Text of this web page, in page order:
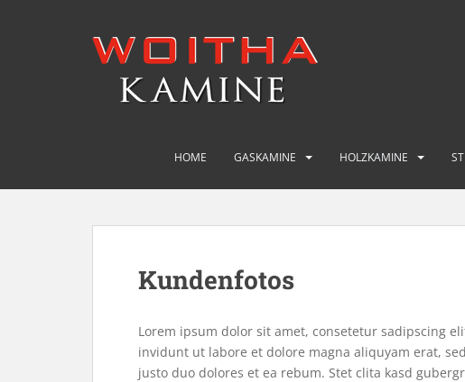
HOME GASKAMINE HOLZKAMINE
Kundenfotos
Lorem ipsum dolor sit amet, consetetur sadipscing
invidunt ut labore et dolore magna aliquyam erat,
justo duo dolores et ea rebum. Stet clita kasd